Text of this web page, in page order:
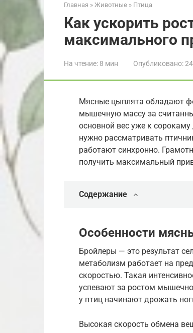
Главная » Животные » Птица
Как ускорить
максимального
На чтение: 8 мин Опубликовано:
Мясные цыплята обладают
мышечную массу за
основной вес уже к
нужно рассматривать
работают синхронно.
получить максимальный
Содержание
Особенности
Бройлеры — это результат
метаболизм работает на
скоростью. Такая
успевают за ростом
у птиц начинают дрожать
Высокая скорость обмена